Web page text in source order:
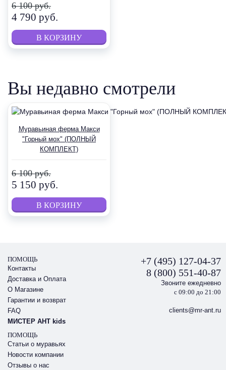
6 100 руб.
4 790 руб.
Вы недавно смотрели
Муравьиная ферма Макси
"Горный мох" (ПОЛНЫЙ
КОМПЛЕКТ)
6 100 руб.
5 150 руб.
ПОМОЩЬ
Контакты
Доставка и Оплата
О Магазине
Гарантии и возврат
FAQ
МИСТЕР АНТ kids
ПОМОЩЬ
Статьи о муравьях
Новости компании
Отзывы о нас
+7 (495) 127-04-37
8 (800) 551-40-87
Звоните ежедневно
с 09:00 до 21:00
clients@mr-ant.ru